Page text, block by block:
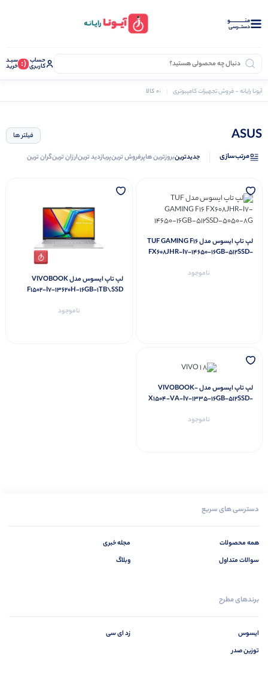
منــــــــــــو
دستــرسی
حساب
کاربری (: سبـد
خرید
آیونا رایانه - فروش تجهیزات کامپیوتری ASUS
0 کالا
ASUS فیلتر ها
مرتب‌سازی جدیدترینبروزترین هاپرفروش ترینپربازدید ترینارزان ترینگران ترین
لپ تاپ ایسوس مدل TUF GAMING F16
FX608JHR-I7-14650-16GB-512SSD-
ناموجود
لپ تاپ ایسوس مدل VIVOBOOK
F1502-I7-13620H-16GB-1TB\SSD
ناموجود
لپ تاپ ایسوس مدل VIVOBOOK-
X1504-VA-I7-1335-16GB-512SSD-
ناموجود
دسترسی های سریع
همه محصولات
سوالات متداول
مجله خبری
وبلاگ
برندهای مطرح
ایسوس
توزین صدر
زد ای سی